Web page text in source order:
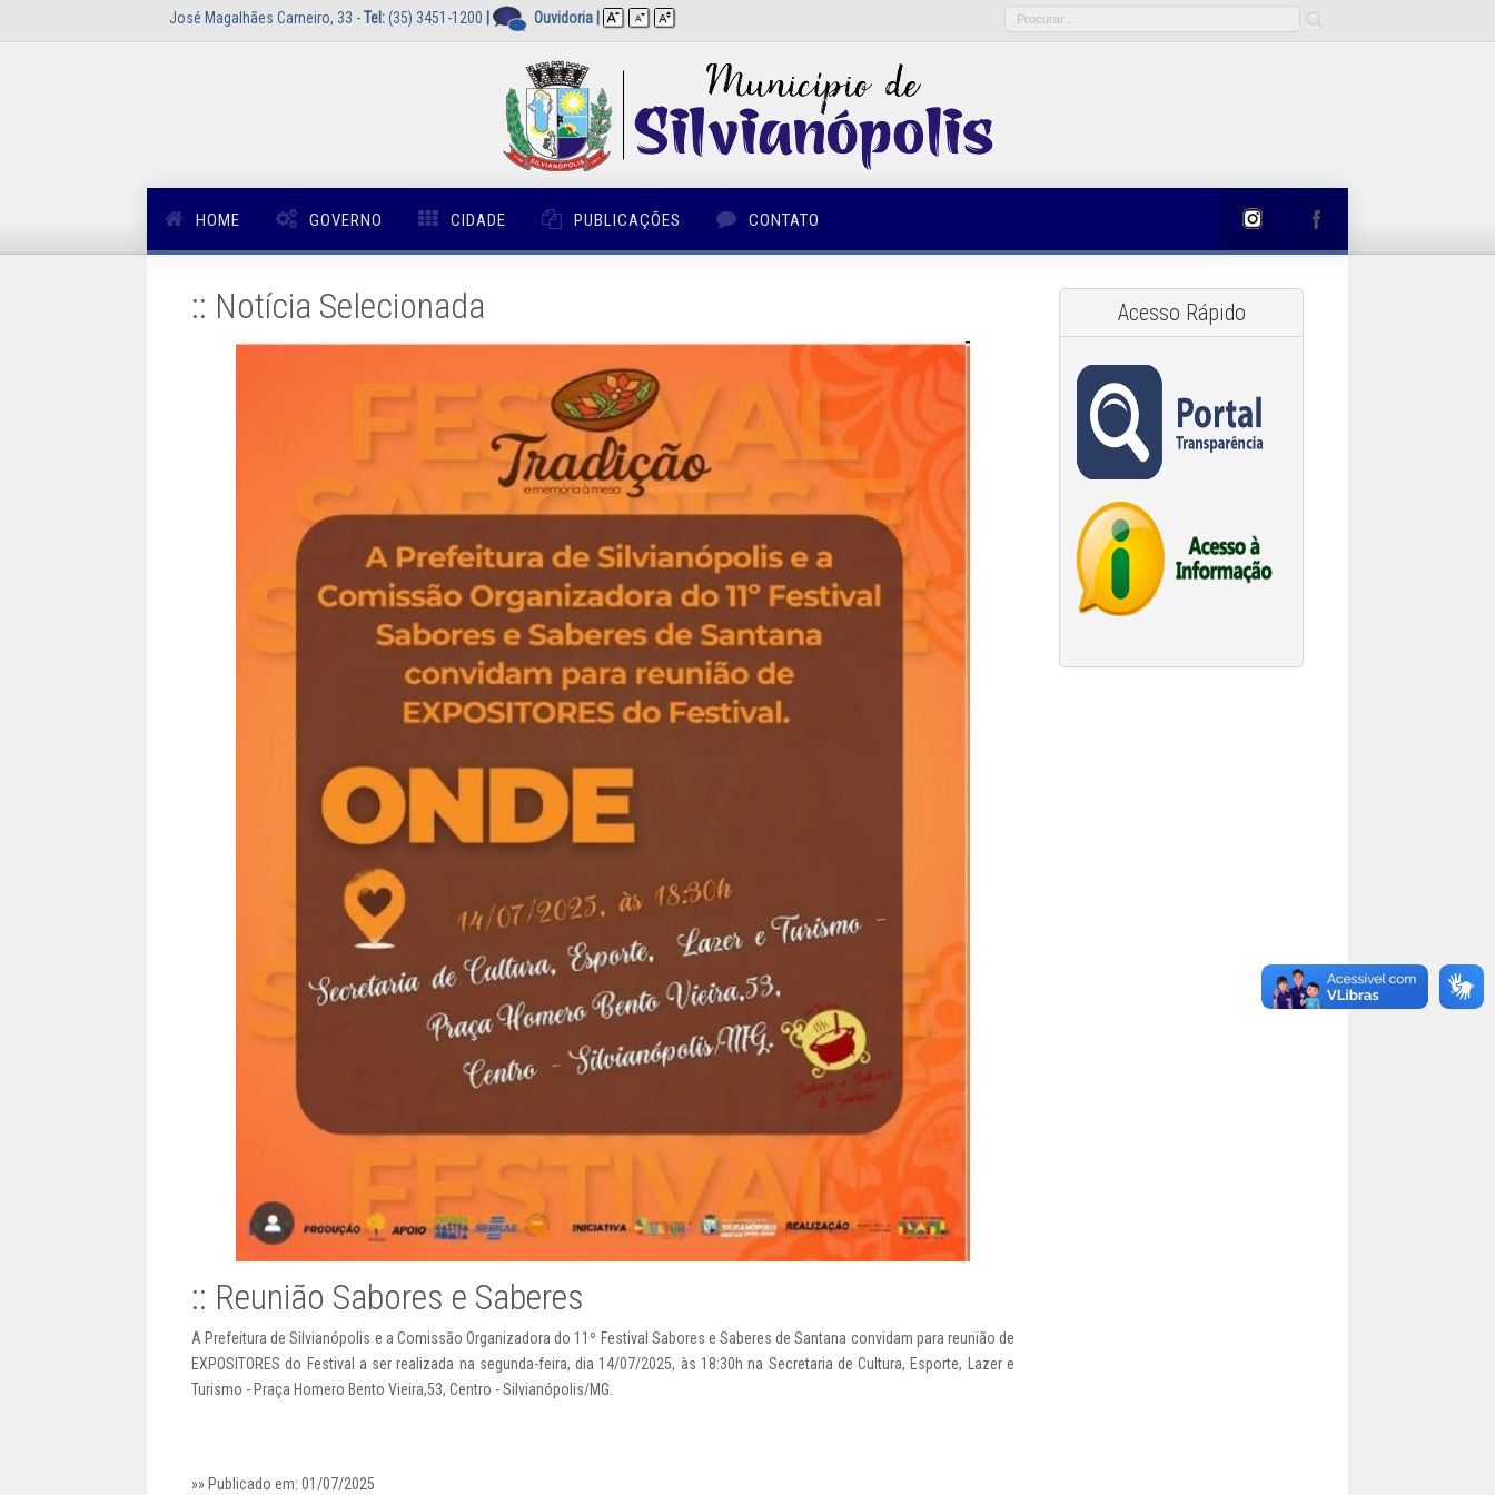
José Magalhães Carneiro, 33 -Tel:(35) 3451-1200 Ouvidoria
HOME GOVERNO CIDADE PUBLICAÇÕES CONTATO
:: Notícia Selecionada
:: Reunião Sabores e Saberes
A Prefeitura de Silvianópolis e a Comissão Organizadora do 11º Festival Sabores e Saberes de Santana convidam para reunião de
EXPOSITORES do Festival a ser realizada na segunda-feira, dia 14/07/2025, às 18:30h na Secretaria de Cultura, Esporte, Lazer e
Turismo - Praça Homero Bento Vieira,53, Centro - Silvianópolis/MG.
»» Publicado em: 01/07/2025
Acesso Rápido